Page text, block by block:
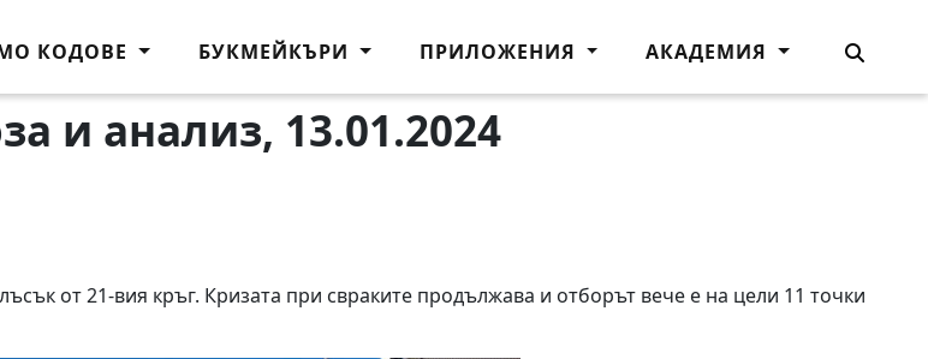
КОДОВЕ БУКМЕЙКЪРИ ПРИЛОЖЕНИЯ АКАДЕМИЯ
и анализ, 13.01.2024
от 21-вия кръг. Кризата при свраките продължава и отборът вече е на цели 11 точки